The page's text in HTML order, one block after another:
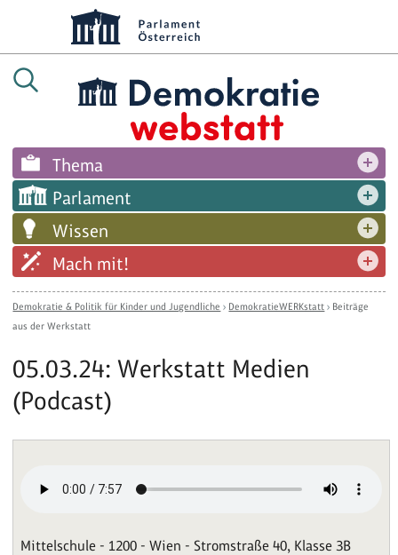
Thema
Parlament
Wissen
Mach mit!
Demokratie & Politik für Kinder und Jugendliche › DemokratieWERKstatt › Beiträge
aus der Werkstatt
05.03.24: Werkstatt Medien
(Podcast)
Mittelschule - 1200 - Wien - Stromstraße 40, Klasse 3B